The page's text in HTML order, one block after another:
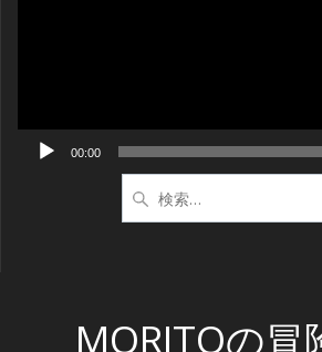
00:00
索:
MORITOの冒